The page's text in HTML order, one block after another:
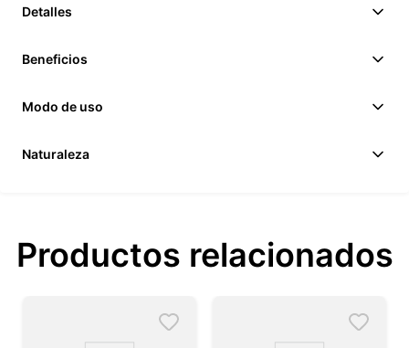
Detalles
Beneficios
Modo de uso
Naturaleza
Productos relacionados